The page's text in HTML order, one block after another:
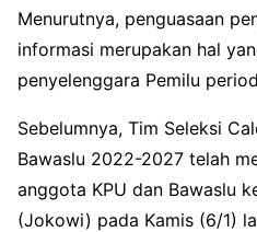
Menurutnya, penguasaan
informasi merupakan hal
penyelenggara Pemilu
Sebelumnya, Tim Seleksi
Bawaslu 2022-2027 telah
anggota KPU dan Bawaslu
(Jokowi) pada Kamis (6/1)